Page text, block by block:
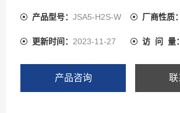
远程电脑中实时监控和存储数据，可以电
现显示、控制、报警等功能。
产品型号： JSA5-H2S-W 厂商性质：
更新时间： 2023-11-27 访 问 量：
产品咨询 联